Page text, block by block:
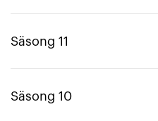
Säsong 11
Säsong 10